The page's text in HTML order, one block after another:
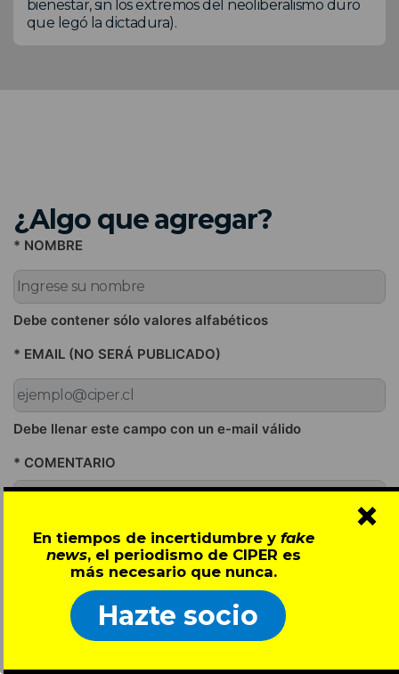
En tiempos de incertidumbre y fake
news, el periodismo de CIPER es
más necesario que nunca.
Hazte socio
×
bienestar, sin los extremos del neoliberalismo duro
que legó la dictadura).
¿Algo que agregar?
* NOMBRE
Debe contener sólo valores alfabéticos
* EMAIL (NO SERÁ PUBLICADO)
Debe llenar este campo con un e-mail válido
* COMENTARIO